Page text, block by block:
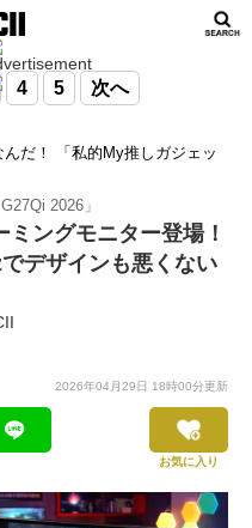
4 5 次へ
だ！ 「私的My推しガジェッ
2026」
ングモニター登場！
デザインも悪くない
2026年04月29日 18時00分更新
お気に入り